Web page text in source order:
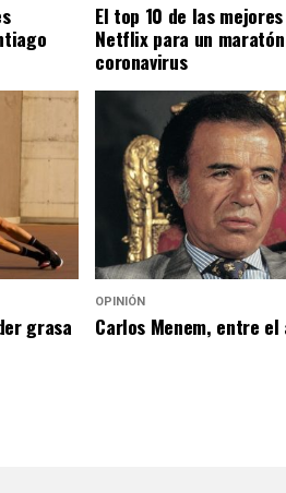
El top 10 de las
Netflix para un
coronavirus
grasa
OPINIÓN
Carlos Menem, entre